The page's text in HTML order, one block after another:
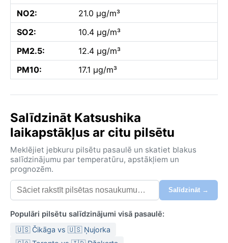
NO2:
21.0 µg/m³
SO2:
10.4 µg/m³
PM2.5:
12.4 µg/m³
PM10:
17.1 µg/m³
Salīdzināt Katsushika
laikapstākļus ar citu pilsētu
Meklējiet jebkuru pilsētu pasaulē un skatiet blakus
salīdzinājumu par temperatūru, apstākļiem un
prognozēm.
Salīdzināt →
Populāri pilsētu salīdzinājumi visā pasaulē:
🇺🇸 Čikāga vs 🇺🇸 Ņujorka